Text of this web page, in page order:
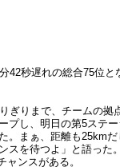
秒遅れの総合75位と
りまで、チームの
し、明日の第5ステ
まぁ、距離も25km
を待つよ」と語った。
ンスがある。